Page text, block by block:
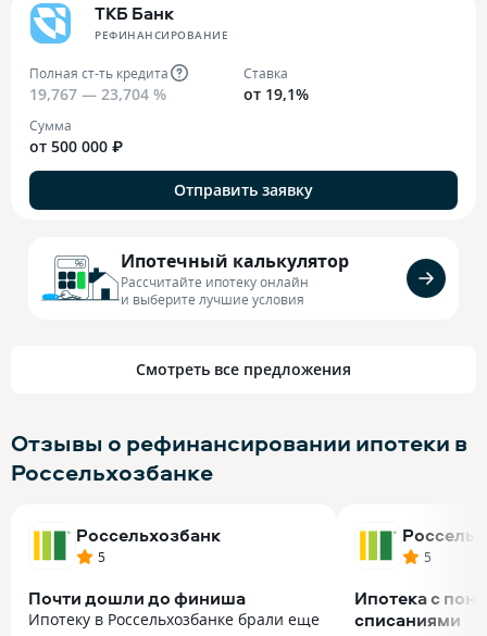
ТКБ Банк
РЕФИНАНСИРОВАНИЕ
Полная ст-ть кредита
19,767 — 23,704 %
Ставка
от 19,1%
Сумма
от 500 000 ₽
Отправить заявку
Ипотечный калькулятор
Рассчитайте ипотеку онлайн
и выберите лучшие условия
Смотреть все предложения
Отзывы о рефинансировании ипотеки в
Россельхозбанке
Россельхозбанк
5
Почти дошли до финиша
Ипотеку в Россельхозбанке брали еще
5
Ипотека с
списаниями